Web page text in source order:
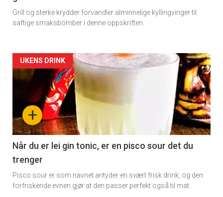
Grill og sterke krydder forvandler alminnelige kyllingvinger til
saftige smaksbomber i denne oppskriften.
Artikler
detail
section
11
Dagens
rett
+
UKENS DRINK
Når du er lei gin tonic, er en pisco sour det du
trenger
Pisco sour er som navnet antyder en svært frisk drink, og den
forfriskende evnen gjør at den passer perfekt også til mat.